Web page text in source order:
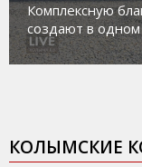
Комплексную
создают в
КОЛЫМСКИЕ